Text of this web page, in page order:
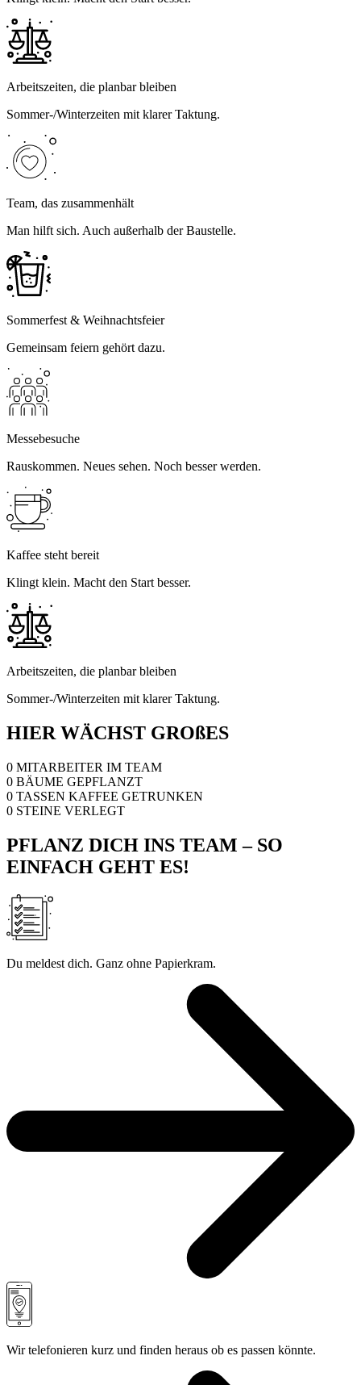
Arbeitszeiten, die planbar bleiben
Sommer-/Winterzeiten mit klarer Taktung.
Team, das zusammenhält
Man hilft sich. Auch außerhalb der Baustelle.
Sommerfest & Weihnachtsfeier
Gemeinsam feiern gehört dazu.
Messebesuche
Rauskommen. Neues sehen. Noch besser werden.
Kaffee steht bereit
Klingt klein. Macht den Start besser.
Arbeitszeiten, die planbar bleiben
Sommer-/Winterzeiten mit klarer Taktung.
HIER WÄCHST GROßES
0 MITARBEITER IM TEAM
0 BÄUME GEPFLANZT
0 TASSEN KAFFEE GETRUNKEN
0 STEINE VERLEGT
PFLANZ DICH INS TEAM – SO
EINFACH GEHT ES!
Du meldest dich. Ganz ohne Papierkram.
Wir telefonieren kurz und finden heraus ob es passen könnte.